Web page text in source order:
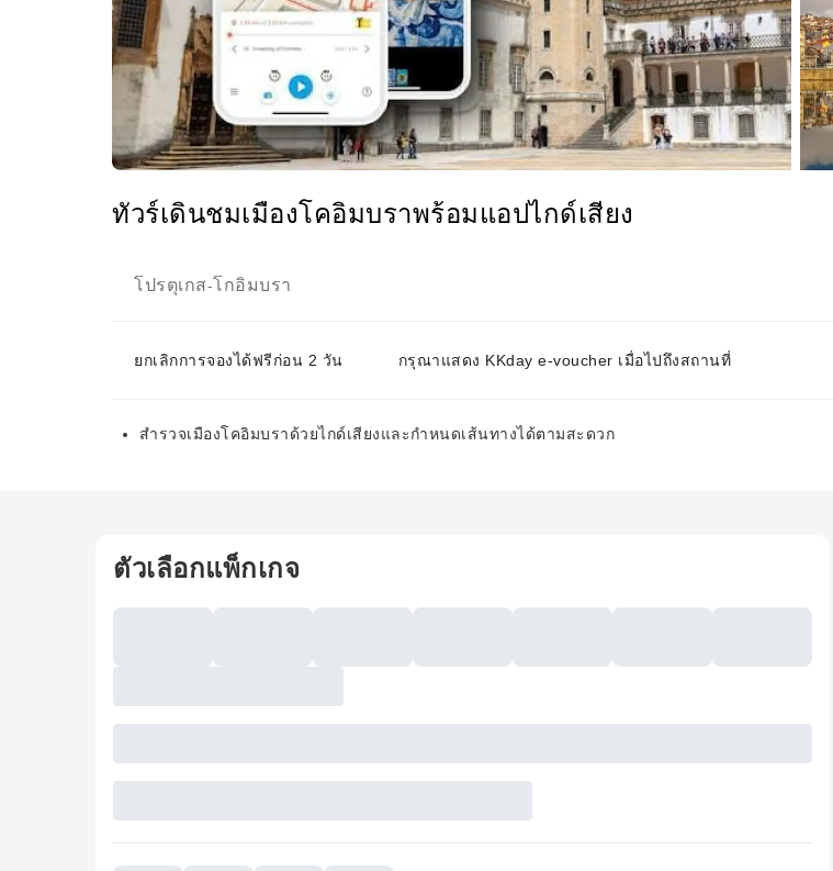
ทัวร์เดินชมเมืองโคอิมบราพร้อมแอปไกด์เสียง
โปรตุเกส-โกอิมบรา
ยกเลิกการจองได้ฟรีก่อน 2 วัน กรุณาแสดง KKday e-voucher เมื่อไปถึงสถานที่
สำรวจเมืองโคอิมบราด้วยไกด์เสียงและกำหนดเส้นทางได้ตามสะดวก
ตัวเลือกแพ็กเกจ